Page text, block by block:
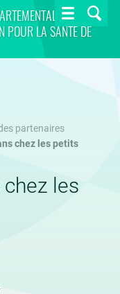
POUR LA SANTÉ DE
partenaires
chez les petits
les